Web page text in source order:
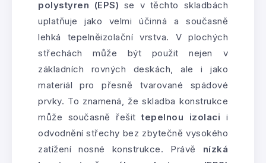
polystyren (EPS) se v těchto skladbách
uplatňuje jako velmi účinná a současně
lehká tepelněizolační vrstva. V plochých
střechách může být použit nejen v
základních rovných deskách, ale i jako
materiál pro přesně tvarované spádové
prvky. To znamená, že skladba konstrukce
může současně řešittepelnou izolaci i
odvodnění střechy bez zbytečně vysokého
zatížení nosné konstrukce. Právě nízká